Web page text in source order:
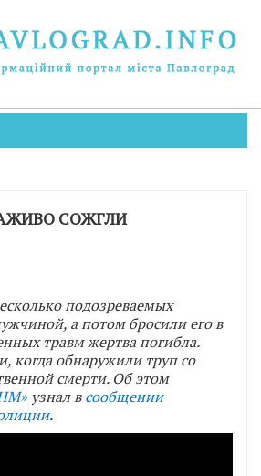
СОЖГЛИ
подозреваемых
а потом бросили его в
травм жертва погибла.
когда обнаружили труп со
смерти. Об этом
узнал всообщении
.